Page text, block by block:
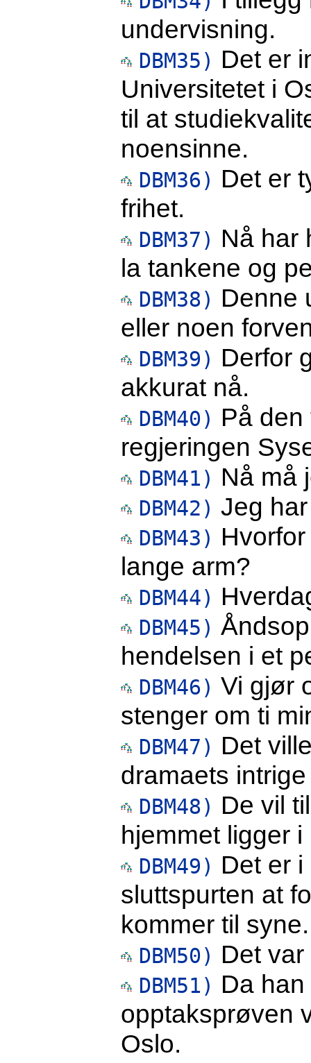
undervisning.
DBM35) Det er
Universitetet i
til at
noensinne.
DBM36) Det er
frihet.
DBM37) Nå har
la tankene og
DBM38) Denne
eller noen
DBM39) Derfor
akkurat nå.
DBM40) På
regjeringen
DBM41) Nå må
DBM42) Jeg
DBM43)
lange arm?
DBM44)
DBM45)
hendelsen i et
DBM46) Vi gjør
stenger om ti
DBM47) Det
dramaets
DBM48) De vil
hjemmet ligger i
DBM49) Det er
sluttspurten at
kommer til syne.
DBM50) Det
DBM51) Da
opptaksprøven
Oslo.